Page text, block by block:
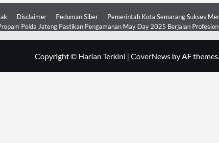
Disclaimer Pedoman Siber
Pemerintah Kota Semarang Sukses
Polda Jateng Pastikan Pengamanan May Day 2025 Berjalan
Copyright © Harian Terkini | CoverNewsby AF themes.